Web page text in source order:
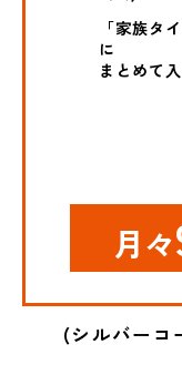
「家族タイ
に
まとめて
月々
(シルバーコ